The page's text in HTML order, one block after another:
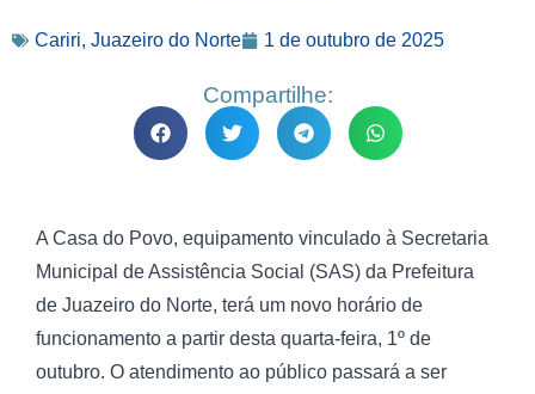
Cariri, Juazeiro do Norte 1 de outubro de 2025
Compartilhe:
A Casa do Povo, equipamento vinculado à Secretaria
Municipal de Assistência Social (SAS) da Prefeitura
de Juazeiro do Norte, terá um novo horário de
funcionamento a partir desta quarta-feira, 1º de
outubro. O atendimento ao público passará a ser